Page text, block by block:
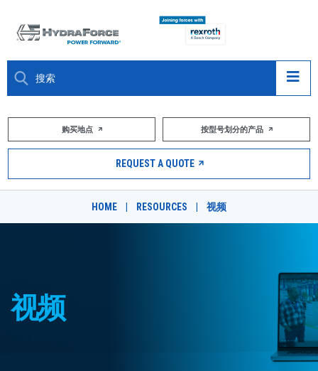
大约关于
市场
资源
DESIGN TOOLS
CONTACT
购买地点 按型号划分的产品
REQUEST A QUOTE
HOME RESOURCES 视频
视频